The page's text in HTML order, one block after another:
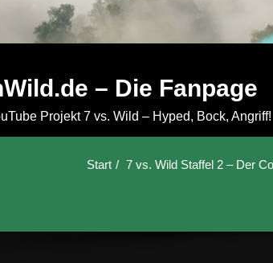
– Die Fanpage
Projekt 7 vs. Wild – Hyped, Bock, Angriff!
Start 7 vs. Wild Staffel 2 – Der